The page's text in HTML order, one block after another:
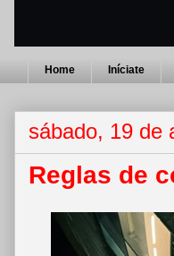
Home Iníciate
sábado, 19 de
Reglas de